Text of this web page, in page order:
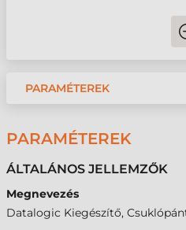
PARAMÉTEREK
PARAMÉTEREK
ÁLTALÁNOS JELLEMZŐK
Megnevezés
Datalogic Kiegészítő,